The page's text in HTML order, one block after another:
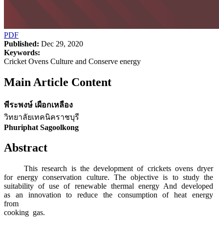
PDF
Published: Dec 29, 2020
Keywords:
Cricket Ovens Culture and Conserve energy
Main Article Content
พีระพงษ์ เผือกเหลือง
วิทยาลัยเทคนิคราชบุรี
Phuriphat Sagoolkong
Abstract
This research is the development of crickets ovens dryer
for energy conservation culture. The objective is to study the
suitability of use of renewable thermal energy And developed
as an innovation to reduce the consumption of heat energy
from
cooking gas.